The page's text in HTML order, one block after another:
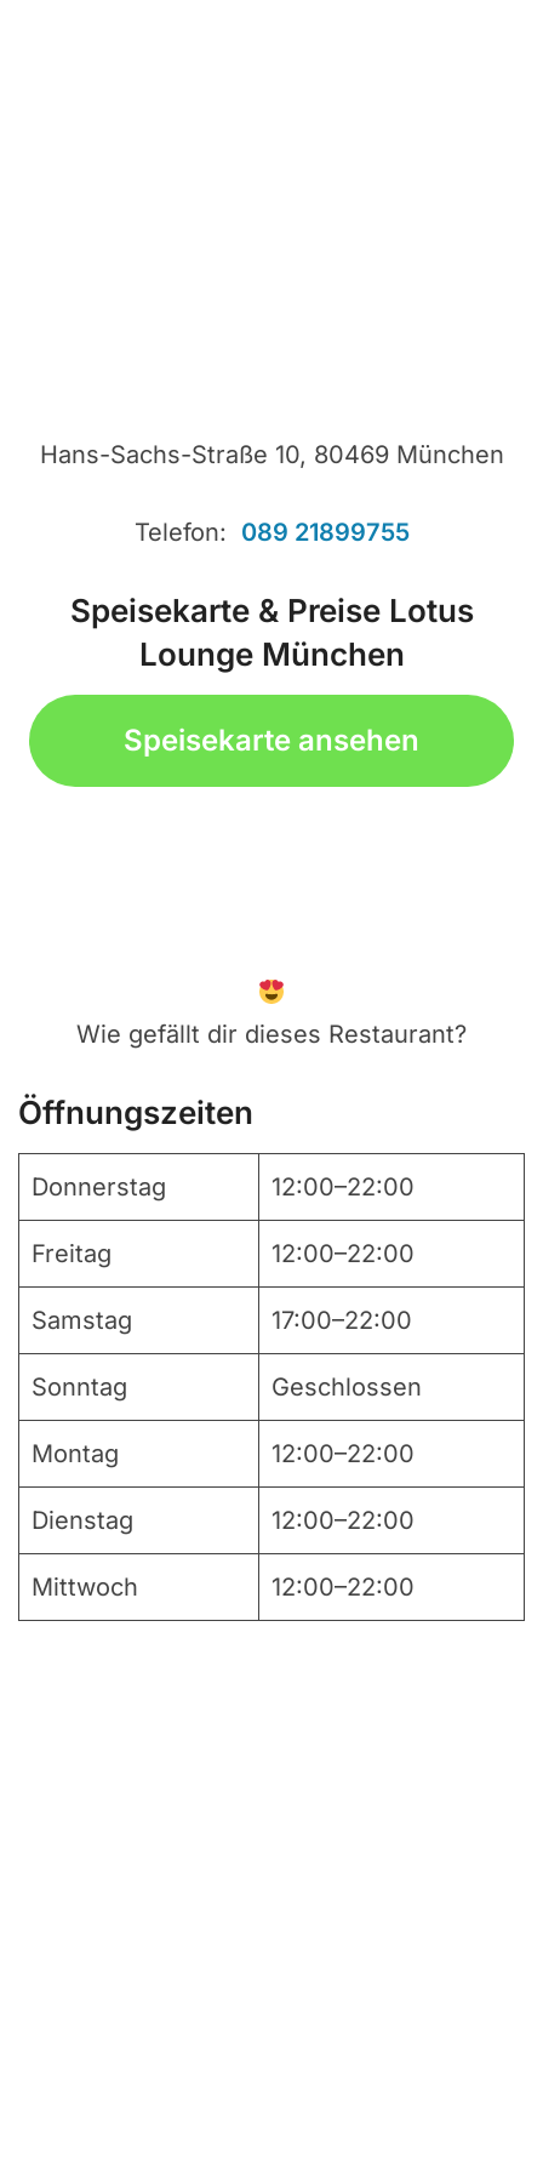
Hans-Sachs-Straße 10, 80469 München
Telefon: 089 21899755
Speisekarte & Preise Lotus
Lounge München
Speisekarte ansehen
Wie gefällt dir dieses Restaurant?
Öffnungszeiten
Donnerstag 12:00–22:00
Freitag 12:00–22:00
Samstag 17:00–22:00
Sonntag Geschlossen
Montag 12:00–22:00
Dienstag 12:00–22:00
Mittwoch 12:00–22:00